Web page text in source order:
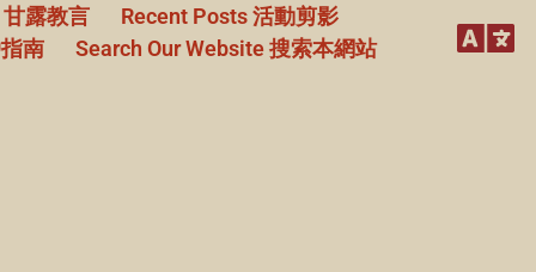
甘露教言 Recent Posts活動剪影
南
Search Our Website 搜索本網站